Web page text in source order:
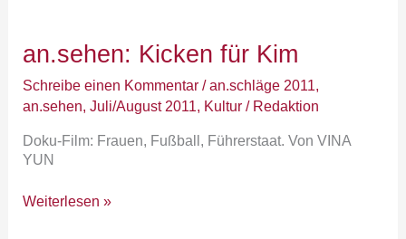
an.sehen: Kicken für Kim
Schreibe einen Kommentar /an.schläge 2011,
an.sehen,Juli/August 2011, Kultur / Redaktion
Doku-Film: Frauen, Fußball, Führerstaat. Von VINA
YUN
an.sehen:
Kicken
für
Kim
Weiterlesen »